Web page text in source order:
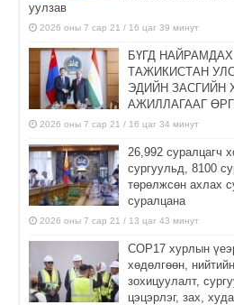
уулзав
2026 оны 7 сар 21 / 16 цаг 39 минут
БҮГД НАЙРАМДАХ
ТАЖИКИСТАН
ЭДИЙН ЗАСГИЙН
АЖИЛЛАГААГ
2026 оны 7 сар 21 / 16 цаг 34 минут
26,992 суралцагч
сургуульд, 8100
төрөлжсөн ахлах
суралцана
2026 оны 7 сар 21 / 13 цаг 43 минут
COP17 хурлын
хөдөлгөөн,
зохицуулалт,
цэцэрлэг, зах,